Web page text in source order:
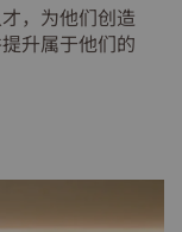
，为他们创造
升属于他们的